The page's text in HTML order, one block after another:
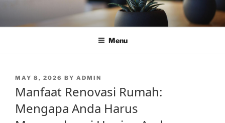
content
Menu
POSTED
MAY 8, 2026 BY ADMIN
Manfaat Renovasi Rumah:
Mengapa Anda Harus